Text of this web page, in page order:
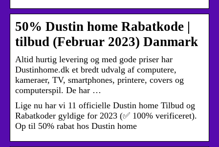
50% Dustin home Rabatkode |
tilbud (Februar 2023) Danmark
Altid hurtig levering og med gode priser har
Dustinhome.dk et bredt udvalg af computere,
kameraer, TV, smartphones, printere, covers og
computerspil. De har …
Lige nu har vi 11 officielle Dustin home Tilbud og
Rabatkoder gyldige for 2023 (✅ 100% verificeret).
Op til 50% rabat hos Dustin home